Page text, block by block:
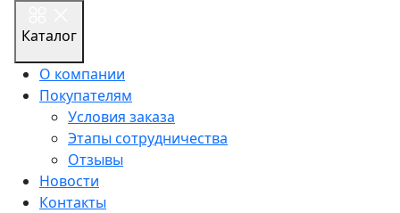
Каталог
О компании
Покупателям
Условия заказа
Этапы сотрудничества
Отзывы
Новости
Контакты